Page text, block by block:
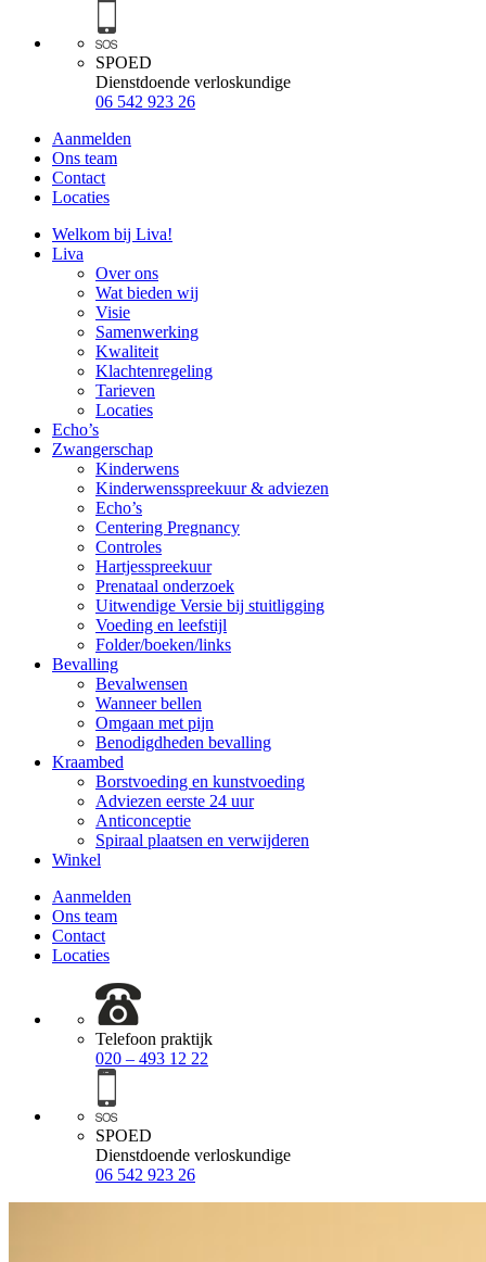
SPOED
Dienstdoende verloskundige
06 542 923 26
Aanmelden
Ons team
Contact
Locaties
Welkom bij Liva!
Liva
Over ons
Wat bieden wij
Visie
Samenwerking
Kwaliteit
Klachtenregeling
Tarieven
Locaties
Echo’s
Zwangerschap
Kinderwens
Kinderwensspreekuur & adviezen
Echo’s
Centering Pregnancy
Controles
Hartjesspreekuur
Prenataal onderzoek
Uitwendige Versie bij stuitligging
Voeding en leefstijl
Folder/boeken/links
Bevalling
Bevalwensen
Wanneer bellen
Omgaan met pijn
Benodigdheden bevalling
Kraambed
Borstvoeding en kunstvoeding
Adviezen eerste 24 uur
Anticonceptie
Spiraal plaatsen en verwijderen
Winkel
Aanmelden
Ons team
Contact
Locaties
Telefoon praktijk
020 – 493 12 22
SPOED
Dienstdoende verloskundige
06 542 923 26